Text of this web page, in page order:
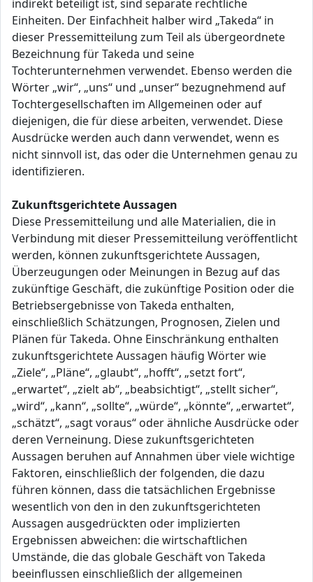
indirekt beteiligt ist, sind separate rechtliche
Einheiten. Der Einfachheit halber wird „Takeda“ in
dieser Pressemitteilung zum Teil als übergeordnete
Bezeichnung für Takeda und seine
Tochterunternehmen verwendet. Ebenso werden die
Wörter „wir“, „uns“ und „unser“ bezugnehmend auf
Tochtergesellschaften im Allgemeinen oder auf
diejenigen, die für diese arbeiten, verwendet. Diese
Ausdrücke werden auch dann verwendet, wenn es
nicht sinnvoll ist, das oder die Unternehmen genau zu
identifizieren.
Zukunftsgerichtete Aussagen
Diese Pressemitteilung und alle Materialien, die in
Verbindung mit dieser Pressemitteilung veröffentlicht
werden, können zukunftsgerichtete Aussagen,
Überzeugungen oder Meinungen in Bezug auf das
zukünftige Geschäft, die zukünftige Position oder die
Betriebsergebnisse von Takeda enthalten,
einschließlich Schätzungen, Prognosen, Zielen und
Plänen für Takeda. Ohne Einschränkung enthalten
zukunftsgerichtete Aussagen häufig Wörter wie
„Ziele“, „Pläne“, „glaubt“, „hofft“, „setzt fort“,
„erwartet“, „zielt ab“, „beabsichtigt“, „stellt sicher“,
„wird“, „kann“, „sollte“, „würde“, „könnte“, „erwartet“,
„schätzt“, „sagt voraus“ oder ähnliche Ausdrücke oder
deren Verneinung. Diese zukunftsgerichteten
Aussagen beruhen auf Annahmen über viele wichtige
Faktoren, einschließlich der folgenden, die dazu
führen können, dass die tatsächlichen Ergebnisse
wesentlich von den in den zukunftsgerichteten
Aussagen ausgedrückten oder implizierten
Ergebnissen abweichen: die wirtschaftlichen
Umstände, die das globale Geschäft von Takeda
beeinflussen einschließlich der allgemeinen